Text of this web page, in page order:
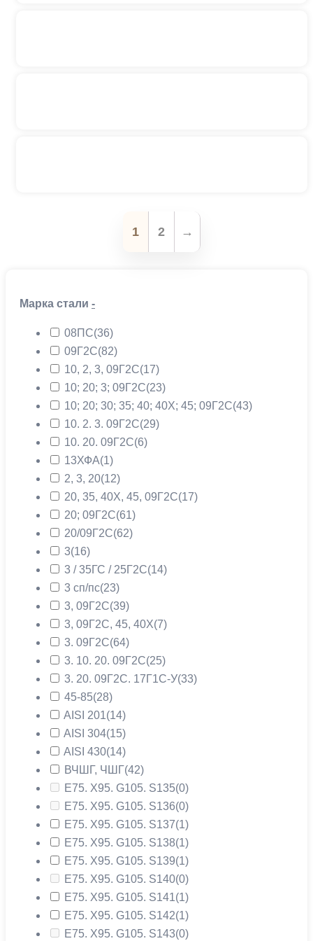
1 2 →
Марка стали -
08ПС(36)
09Г2С(82)
10, 2, 3, 09Г2С(17)
10; 20; 3; 09Г2С(23)
10; 20; 30; 35; 40; 40Х; 45; 09Г2С(43)
10. 2. 3. 09Г2С(29)
10. 20. 09Г2С(6)
13ХФА(1)
2, 3, 20(12)
20, 35, 40Х, 45, 09Г2С(17)
20; 09Г2С(61)
20/09Г2С(62)
3(16)
3 / 35ГС / 25Г2С(14)
3 сп/пс(23)
3, 09Г2С(39)
3, 09Г2С, 45, 40Х(7)
3. 09Г2С(64)
3. 10. 20. 09Г2С(25)
3. 20. 09Г2С. 17Г1С-У(33)
45-85(28)
AISI 201(14)
AISI 304(15)
AISI 430(14)
ВЧШГ, ЧШГ(42)
Е75. Х95. G105. S135(0)
Е75. Х95. G105. S136(0)
Е75. Х95. G105. S137(1)
Е75. Х95. G105. S138(1)
Е75. Х95. G105. S139(1)
Е75. Х95. G105. S140(0)
Е75. Х95. G105. S141(1)
Е75. Х95. G105. S142(1)
Е75. Х95. G105. S143(0)